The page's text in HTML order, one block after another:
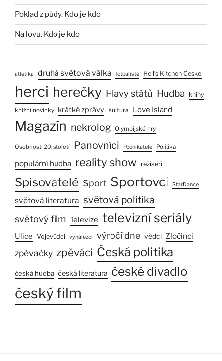
Poklad z půdy. Kdo je kdo
Na lovu. Kdo je kdo
atletika druhá světová válka fotbalisté Hell’s Kitchen Česko
herci herečky Hlavy států Hudba knihy
knižní novinky krátké zprávy Kultura Love Island
Magazín nekrolog Olympijské hry
Osobnosti 20. století Panovníci Podnikatelé Politika
populární hudba reality show režiséři
Spisovatelé Sport Sportovci StarDance
světová literatura světová politika
světový film Televize televizní seriály
Ulice Vojevůdci vynálezci výročí dne vědci Zločinci
zpěvačky zpěváci Česká politika
česká hudba česká literatura české divadlo
český film